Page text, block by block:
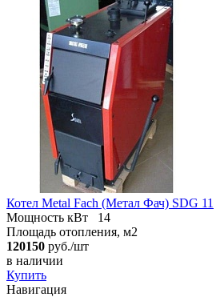
Котел Metal Fach (Метал Фач) SDG 11
Мощность кВт
14
Площадь отопления, м2
120150 руб./шт
в наличии
Купить
Навигация